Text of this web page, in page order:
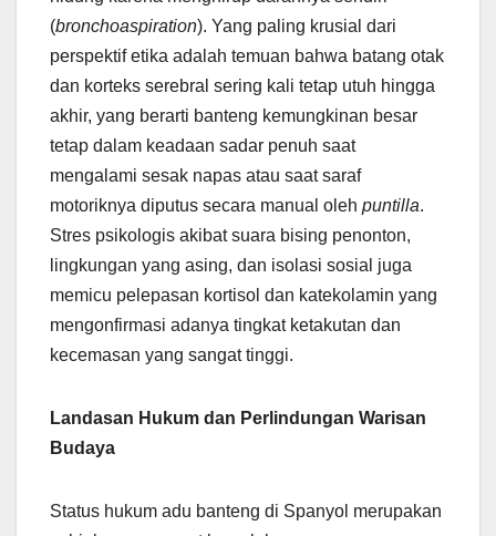
(bronchoaspiration). Yang paling krusial dari
perspektif etika adalah temuan bahwa batang otak
dan korteks serebral sering kali tetap utuh hingga
akhir, yang berarti banteng kemungkinan besar
tetap dalam keadaan sadar penuh saat
mengalami sesak napas atau saat saraf
motoriknya diputus secara manual oleh puntilla.
Stres psikologis akibat suara bising penonton,
lingkungan yang asing, dan isolasi sosial juga
memicu pelepasan kortisol dan katekolamin yang
mengonfirmasi adanya tingkat ketakutan dan
kecemasan yang sangat tinggi.
Landasan Hukum dan Perlindungan Warisan
Budaya
Status hukum adu banteng di Spanyol merupakan